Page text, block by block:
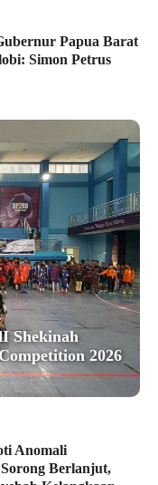
Papua Barat
Simon Petrus
Shekinah
2026
Anomali
Berlanjut,